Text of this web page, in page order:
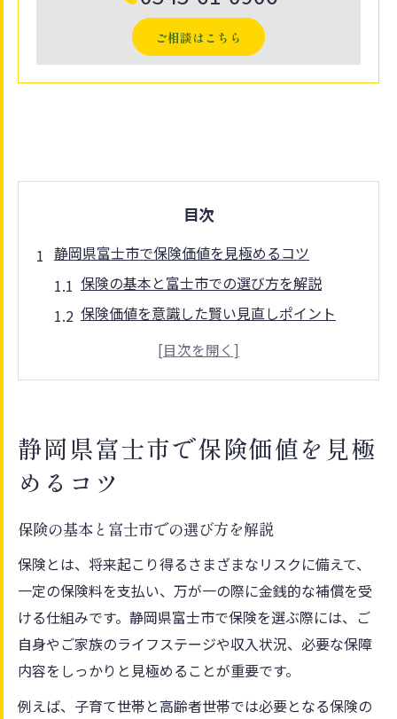
ご相談はこちら
目次
静岡県富士市で保険価値を見極めるコツ
保険の基本と富士市での選び方を解説
保険価値を意識した賢い見直しポイント
富士市の保険料早見表の活用方法
保険料の賢い節約術を富士市で探る
保険料節約のための見直し手順とコツ
保険価値を高める富士市の軽減制度活用法
国民健康保険料計算のシミュレーション活
保険料支払いの分割や猶予活用のポイント
家計に優しい保険加入方法の工夫とは
見逃せない富士市の保険制度と減免対策
富士市の保険減免制度の基礎知識を紹介
保険料負担を減らすための申請手順
静岡県富士市で保険価値を見極
めるコツ
保険の基本と富士市での選び方を解説
保険とは、将来起こり得るさまざまなリスクに備えて、
一定の保険料を支払い、万が一の際に金銭的な補償を受
ける仕組みです。静岡県富士市で保険を選ぶ際には、ご
自身やご家族のライフステージや収入状況、必要な保障
内容をしっかりと見極めることが重要です。
例えば、子育て世帯と高齢者世帯では必要となる保険の